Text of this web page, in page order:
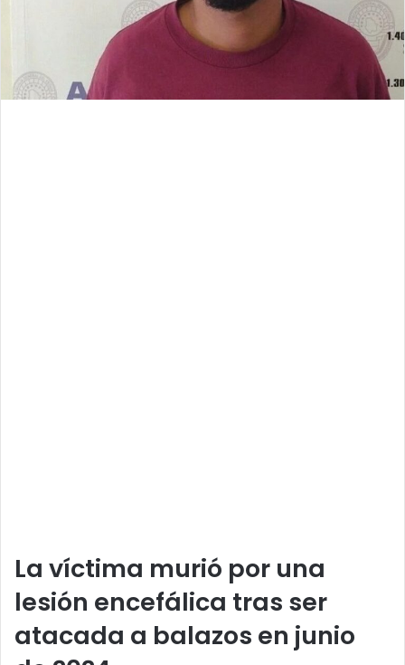
La víctima murió por una
lesión encefálica tras ser
atacada a balazos en junio